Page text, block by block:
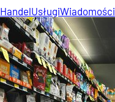
HandelUsługiWiadomości